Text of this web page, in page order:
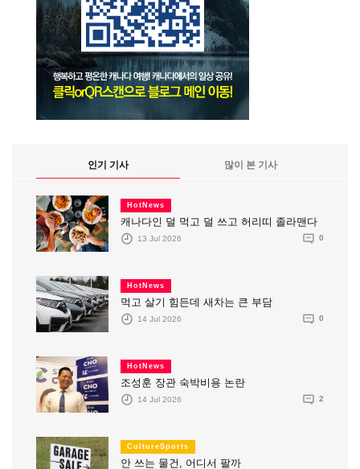
인기 기사 많이 본 기사
HotNews
캐나다인 덜 먹고 덜 쓰고 허리띠 졸라맨다
13 Jul 2026 0
HotNews
먹고 살기 힘든데 새차는 큰 부담
14 Jul 2026 0
HotNews
조성훈 장관 숙박비용 논란
14 Jul 2026 2
CultureSports
안 쓰는 물건, 어디서 팔까